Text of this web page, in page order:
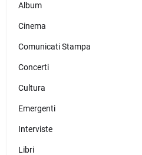
Album
Cinema
Comunicati Stampa
Concerti
Cultura
Emergenti
Interviste
Libri